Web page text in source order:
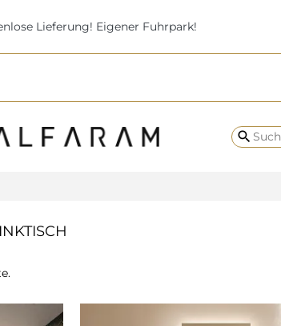
Lieferung! Eigener Fuhrpark!
search